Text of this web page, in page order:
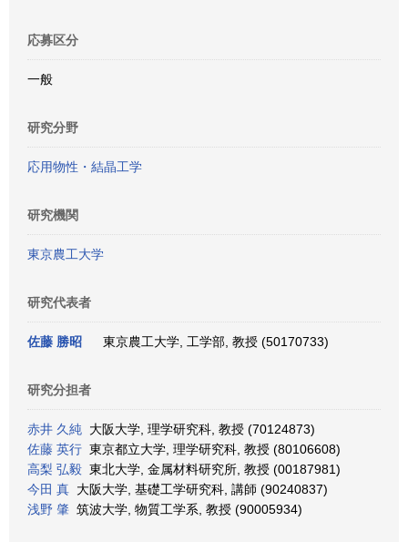
応募区分
一般
研究分野
応用物性・結晶工学
研究機関
東京農工大学
研究代表者
佐藤 勝昭 東京農工大学, 工学部, 教授 (50170733)
研究分担者
赤井 久純 大阪大学, 理学研究科, 教授 (70124873)
佐藤 英行 東京都立大学, 理学研究科, 教授 (80106608)
高梨 弘毅 東北大学, 金属材料研究所, 教授 (00187981)
今田 真 大阪大学, 基礎工学研究科, 講師 (90240837)
浅野 肇 筑波大学, 物質工学系, 教授 (90005934)